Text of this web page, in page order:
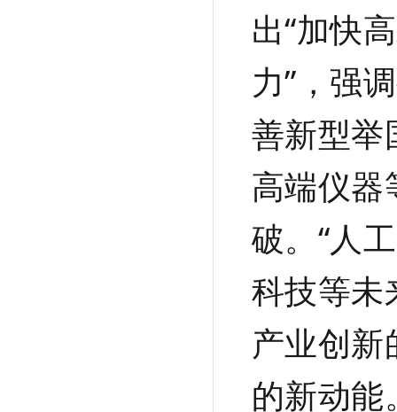
出“加快
力”，强
善新型举
高端仪
破。“人
科技等未
产业创
的新动能